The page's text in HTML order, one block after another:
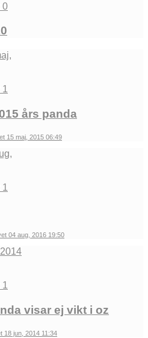
0
1
års panda
15 maj, 2015 06:49
1
04 aug, 2016 19:50
1
visar ej vikt i oz
18 jun, 2014 11:34